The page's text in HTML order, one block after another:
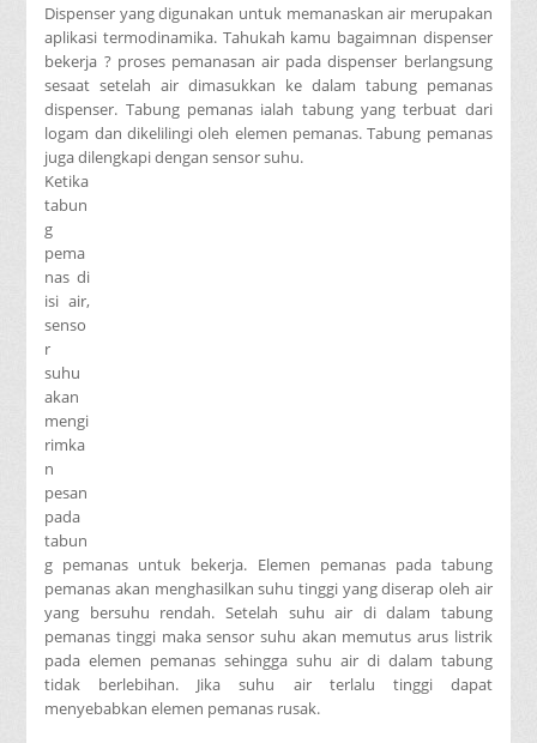
Dispenser yang digunakan untuk memanaskan air merupakan
aplikasi termodinamika. Tahukah kamu bagaimnan dispenser
bekerja ? proses pemanasan air pada dispenser berlangsung
sesaat setelah air dimasukkan ke dalam tabung pemanas
dispenser. Tabung pemanas ialah tabung yang terbuat dari
logam dan dikelilingi oleh elemen pemanas. Tabung pemanas
juga dilengkapi dengan sensor suhu.
Ketika
tabun
g
pema
nas di
isi air,
senso
r
suhu
akan
mengi
rimka
n
pesan
pada
tabun
g pemanas untuk bekerja. Elemen pemanas pada tabung
pemanas akan menghasilkan suhu tinggi yang diserap oleh air
yang bersuhu rendah. Setelah suhu air di dalam tabung
pemanas tinggi maka sensor suhu akan memutus arus listrik
pada elemen pemanas sehingga suhu air di dalam tabung
tidak berlebihan. Jika suhu air terlalu tinggi dapat
menyebabkan elemen pemanas rusak.